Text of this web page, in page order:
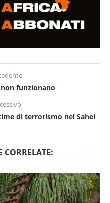
funzionano
di terrorismo nel Sahel
CORRELATE: